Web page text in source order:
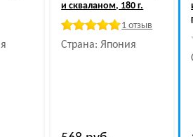
и скваланом, 180 г.
1 отзыв
Страна: Япония